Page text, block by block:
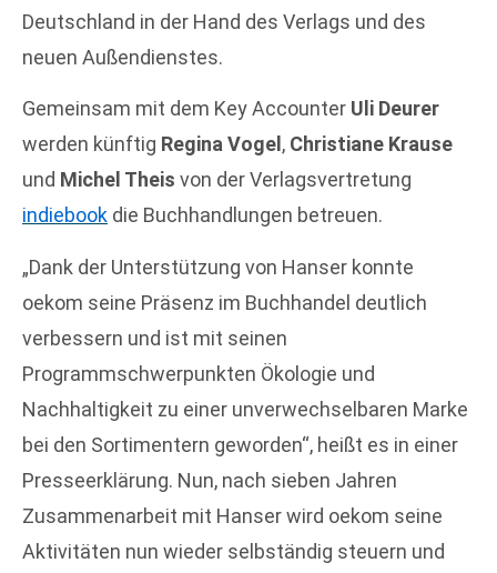
Deutschland in der Hand des Verlags und des
neuen Außendienstes.
Gemeinsam mit dem Key Accounter Uli Deurer
werden künftig Regina Vogel , Christiane Krause
und Michel Theis von der Verlagsvertretung
indiebook die Buchhandlungen betreuen.
„Dank der Unterstützung von Hanser konnte
oekom seine Präsenz im Buchhandel deutlich
verbessern und ist mit seinen
Programmschwerpunkten Ökologie und
Nachhaltigkeit zu einer unverwechselbaren Marke
bei den Sortimentern geworden“, heißt es in einer
Presseerklärung. Nun, nach sieben Jahren
Zusammenarbeit mit Hanser wird oekom seine
Aktivitäten nun wieder selbständig steuern und